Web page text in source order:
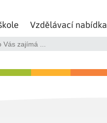
Vzdělávací nabídka